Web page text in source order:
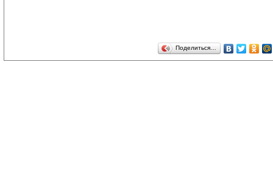
Поделиться…